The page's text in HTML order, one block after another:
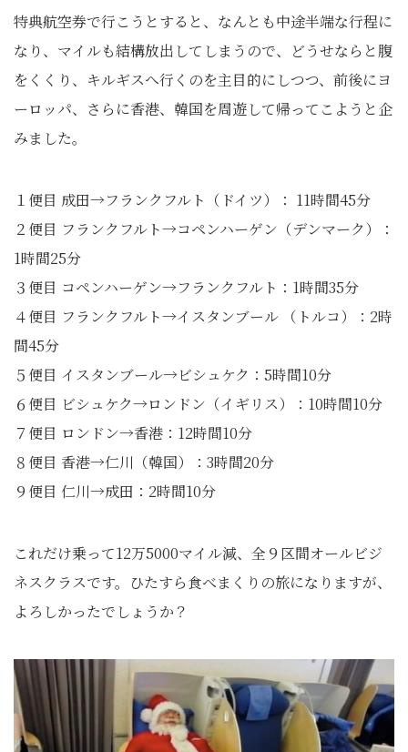
特典航空券で行こうとすると、なんとも中途半端な行程に
なり、マイルも結構放出してしまうので、どうせならと腹
をくくり、キルギスへ行くのを主目的にしつつ、前後にヨ
ーロッパ、さらに香港、韓国を周遊して帰ってこようと企
みました。
１便目 成田→フランクフルト（ドイツ）： 11時間45分
２便目 フランクフルト→コペンハーゲン（デンマーク）：
1時間25分
３便目 コペンハーゲン→フランクフルト：1時間35分
４便目 フランクフルト→イスタンブール （トルコ）：2時
間45分
５便目 イスタンブール→ビシュケク：5時間10分
６便目 ビシュケク→ロンドン（イギリス）：10時間10分
７便目 ロンドン→香港：12時間10分
８便目 香港→仁川（韓国）：3時間20分
９便目 仁川→成田：2時間10分
これだけ乗って12万5000マイル減、全９区間オールビジ
ネスクラスです。ひたすら食べまくりの旅になりますが、
よろしかったでしょうか？